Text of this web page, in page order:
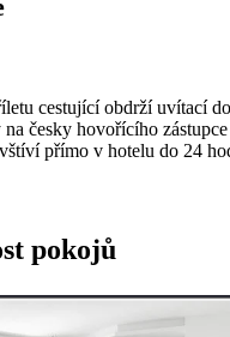
cestující obdrží uvítací
česky hovořícího
přímo v hotelu do 24
pokojů